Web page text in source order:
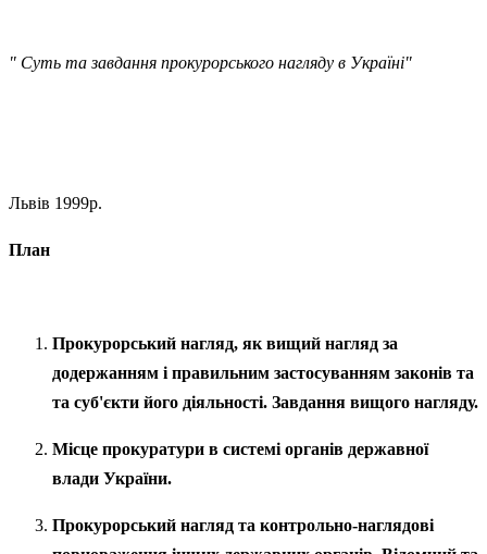
" Суть та завдання прокурорського нагляду в Україні"
Львів 1999р.
План
Прокурорський нагляд, як вищий нагляд за
додержанням і правильним застосуванням законів та
та суб'єкти його діяльності. Завдання вищого нагляду.
Місце прокуратури в системі органів державної
влади України.
Прокурорський нагляд та контрольно-наглядові